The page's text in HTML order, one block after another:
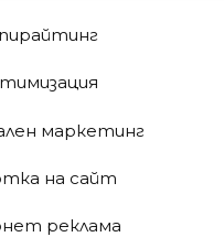
маркетинг
на сайт
реклама